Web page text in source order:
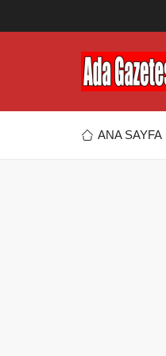
ANA SAYFA